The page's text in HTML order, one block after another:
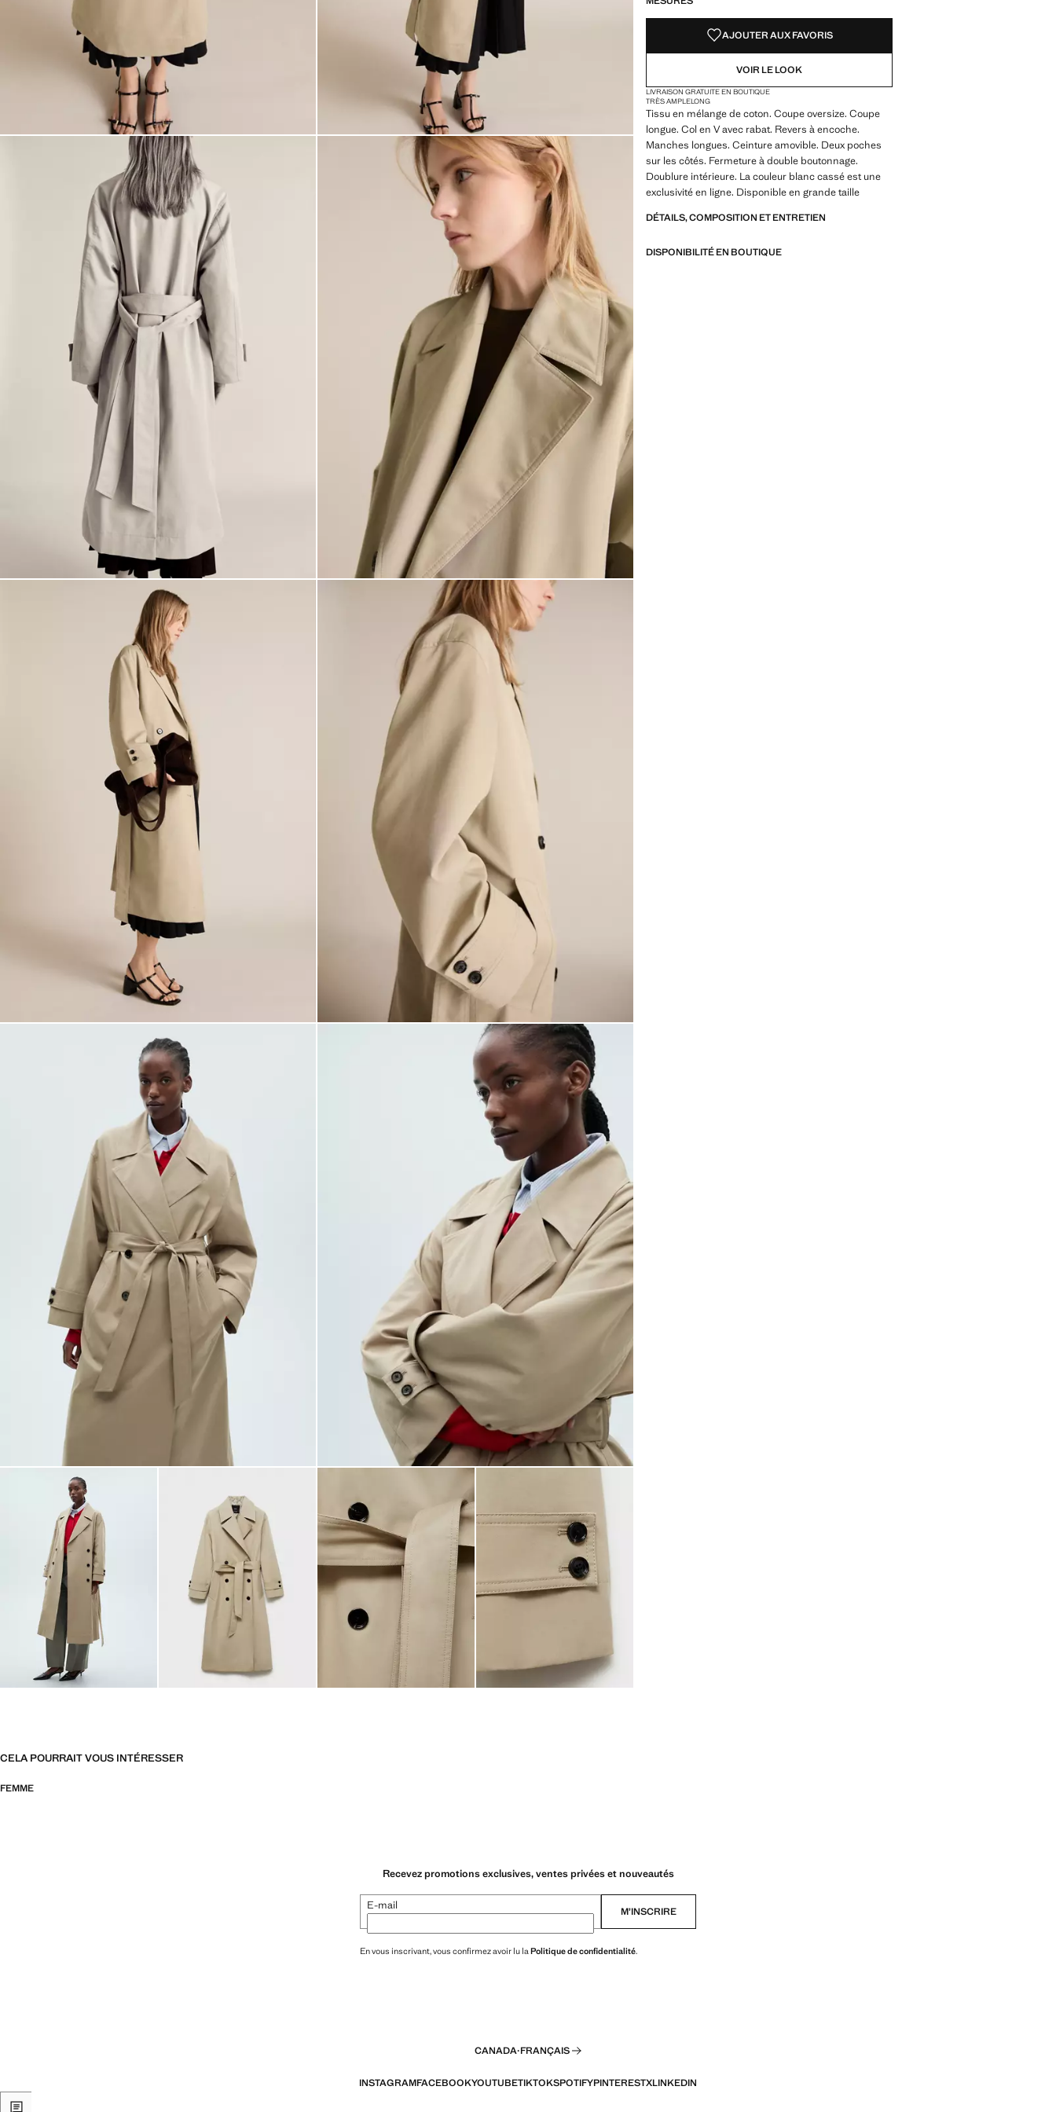
AJOUTER AUX FAVORIS
VOIR LE LOOK
LIVRAISON GRATUITE EN BOUTIQUE
TRÈS AMPLELONG
Tissu en mélange de coton. Coupe oversize. Coupe
longue. Col en V avec rabat. Revers à encoche.
Manches longues. Ceinture amovible. Deux poches
sur les côtés. Fermeture à double boutonnage.
Doublure intérieure. La couleur blanc cassé est une
exclusivité en ligne. Disponible en grande taille
DÉTAILS, COMPOSITION ET ENTRETIEN
DISPONIBILITÉ EN BOUTIQUE
CELA POURRAIT VOUS INTÉRESSER
FEMME
Recevez promotions exclusives, ventes privées et nouveautés
E-mail M’INSCRIRE
En vous inscrivant, vous confirmez avoir lu laPolitique de confidentialité.
CANADA·FRANÇAIS
INSTAGRAMFACEBOOKYOUTUBETIKTOKSPOTIFYPINTERESTXLINKEDIN